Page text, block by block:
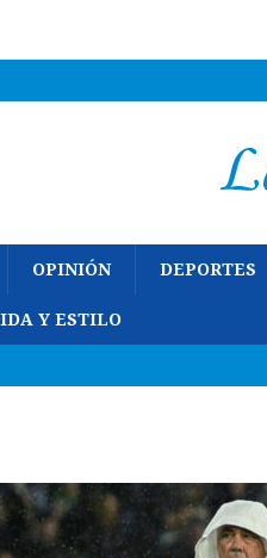
OPINIÓN DEPORTES
Y ESTILO